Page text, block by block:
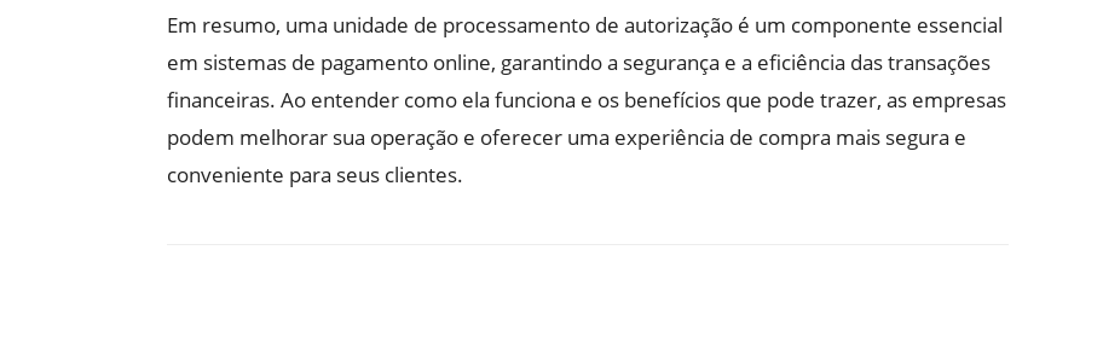
Em resumo, uma unidade de processamento de autorização é um componente essencial
em sistemas de pagamento online, garantindo a segurança e a eficiência das transações
financeiras. Ao entender como ela funciona e os benefícios que pode trazer, as empresas
podem melhorar sua operação e oferecer uma experiência de compra mais segura e
conveniente para seus clientes.